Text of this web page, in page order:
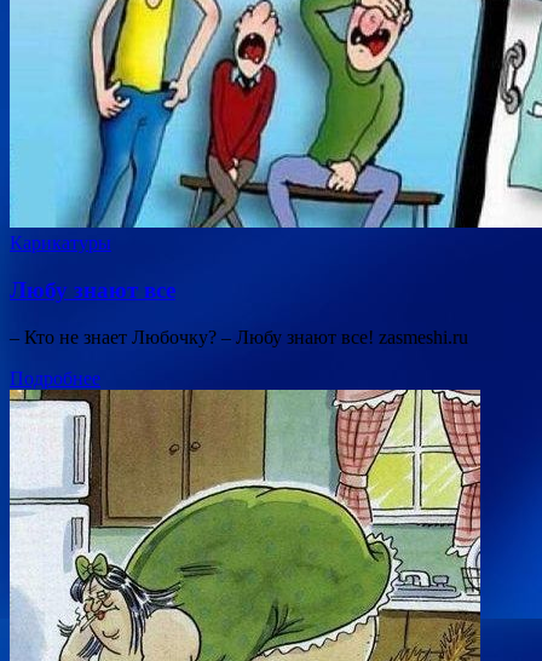
Карикатуры
Любу знают все
– Кто не знает Любочку? – Любу знают все! zasmeshi.ru
Подробнее